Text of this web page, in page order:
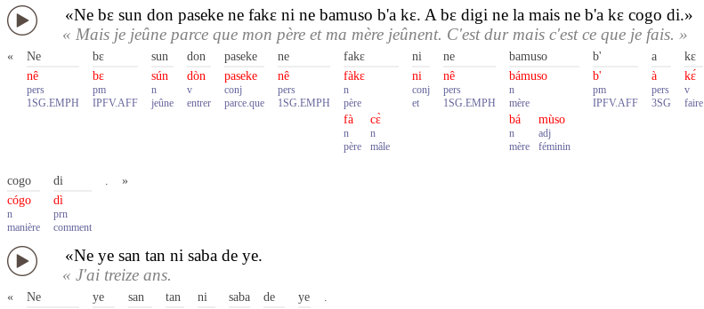
«Ne bɛ sun don paseke ne fakɛ ni ne bamuso b'a kɛ. A bɛ digi ne la mais ne b'a kɛ cogo di.»
« Mais je jeûne parce que mon père et ma mère jeûnent. C'est dur mais c'est ce que je fais. »
«
Ne
nê
pers
1SG.EMPH
bɛ
bɛ
pm
IPFV.AFF
sun
sún
n
jeûne
don
dòn
v
entrer
paseke
paseke
conj
parce.que
ne
nê
pers
1SG.EMPH
fakɛ
fàkɛ
n
père
fà
n
père
cɛ̀
n
mâle
ni
ni
conj
et
ne
nê
pers
1SG.EMPH
bamuso
bámuso
n
mère
bá
n
mère
mùso
adj
féminin
b'
b'
pm
IPFV.AFF
a
à
pers
3SG
kɛ
kɛ́
v
faire
cogo
cógo
n
manière
di
dì
prn
comment
. »
«Ne ye san tan ni saba de ye.
« J'ai treize ans.
«
Ne
ye
san
tan
ni
saba
de
ye
.